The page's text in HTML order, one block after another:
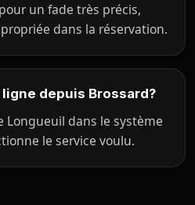
un fade très précis,
dans la réservation.
depuis Brossard?
Longueuil dans le système
le service voulu.